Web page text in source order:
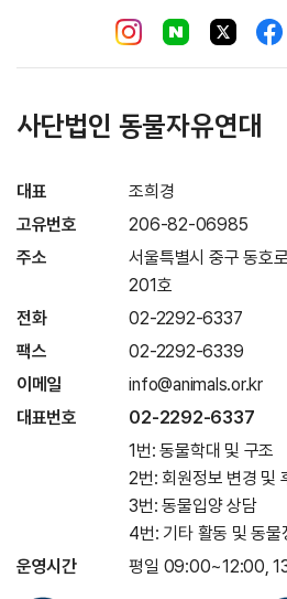
사단법인 동물자유연대
대표
조희경
고유번호
206-82-06985
주소
서울특별시 중구 동호
201호
전화
02-2292-6337
팩스
02-2292-6339
이메일
info@animals.or.kr
대표번호
02-2292-6337
1번: 동물학대 및 구조
2번: 회원정보 변경 및
3번: 동물입양 상담
4번: 기타 활동 및 동물
운영시간
평일 09:00~12:00,